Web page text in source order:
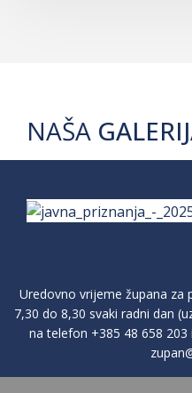
NAŠA
Uredovno vrijeme župana za
7,30 do 8,30 svaki radni dan
na telefon +385 48 658 203